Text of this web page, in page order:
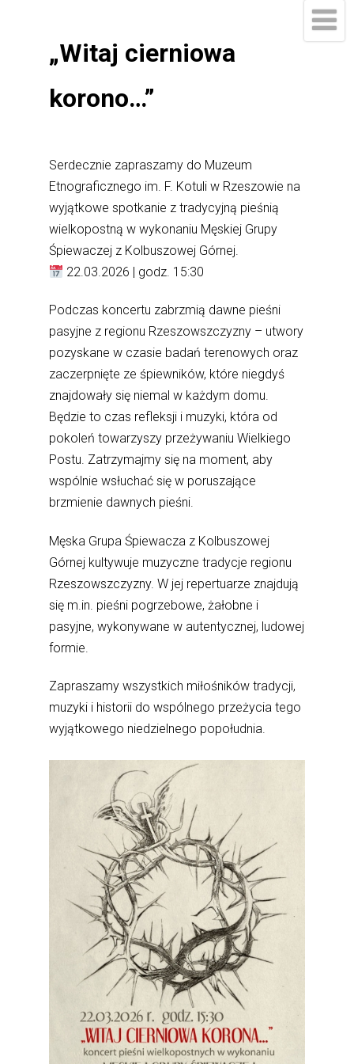
„Witaj cierniowa
korono…”
Serdecznie zapraszamy do Muzeum
Etnograficznego im. F. Kotuli w Rzeszowie na
wyjątkowe spotkanie z tradycyjną pieśnią
wielkopostną w wykonaniu Męskiej Grupy
Śpiewaczej z Kolbuszowej Górnej.
22.03.2026 | godz. 15:30
Podczas koncertu zabrzmią dawne pieśni
pasyjne z regionu Rzeszowszczyzny – utwory
pozyskane w czasie badań terenowych oraz
zaczerpnięte ze śpiewników, które niegdyś
znajdowały się niemal w każdym domu.
Będzie to czas refleksji i muzyki, która od
pokoleń towarzyszy przeżywaniu Wielkiego
Postu. Zatrzymajmy się na moment, aby
wspólnie wsłuchać się w poruszające
brzmienie dawnych pieśni.
Męska Grupa Śpiewacza z Kolbuszowej
Górnej kultywuje muzyczne tradycje regionu
Rzeszowszczyzny. W jej repertuarze znajdują
się m.in. pieśni pogrzebowe, żałobne i
pasyjne, wykonywane w autentycznej, ludowej
formie.
Zapraszamy wszystkich miłośników tradycji,
muzyki i historii do wspólnego przeżycia tego
wyjątkowego niedzielnego popołudnia.